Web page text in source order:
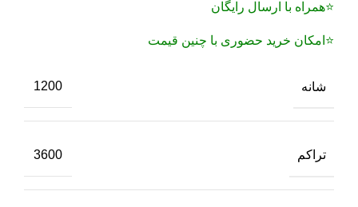
⭐همراه با ارسال رایگان
⭐امکان خرید حضوری با چنین قیمت
شانه 1200
تراکم 3600